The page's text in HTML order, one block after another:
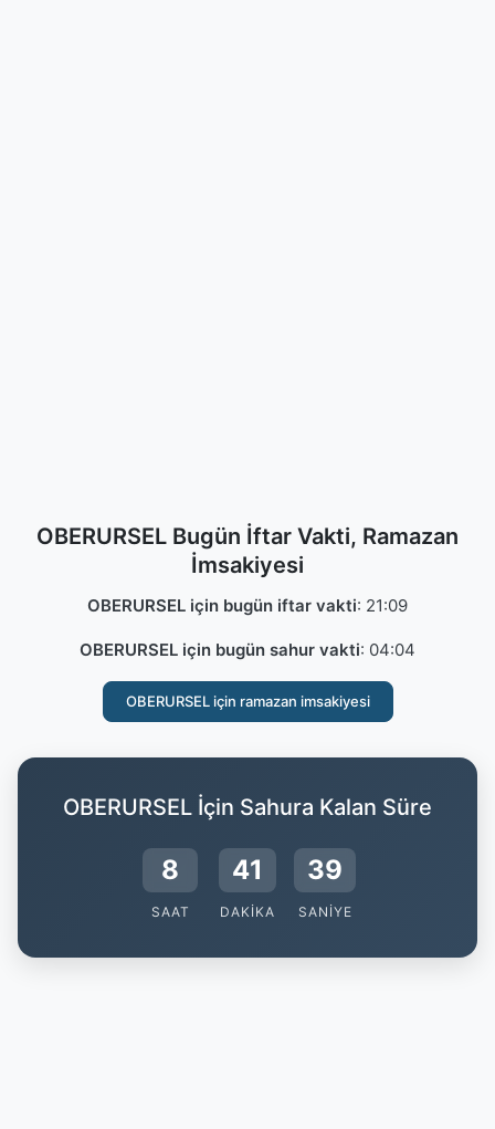
OBERURSEL Bugün İftar Vakti, Ramazan
İmsakiyesi
OBERURSEL için bugün iftar vakti: 21:09
OBERURSEL için bugün sahur vakti: 04:04
OBERURSEL için ramazan imsakiyesi
OBERURSEL İçin Sahura Kalan Süre
8
SAAT
41
DAKIKA
38
SANIYE